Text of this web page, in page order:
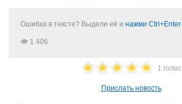
Ошибка в тексте? Выдели её и нажми Ctrl+Enter
1 406
1 голос
Прислать новость